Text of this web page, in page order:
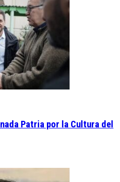
Patria por la Cultura del